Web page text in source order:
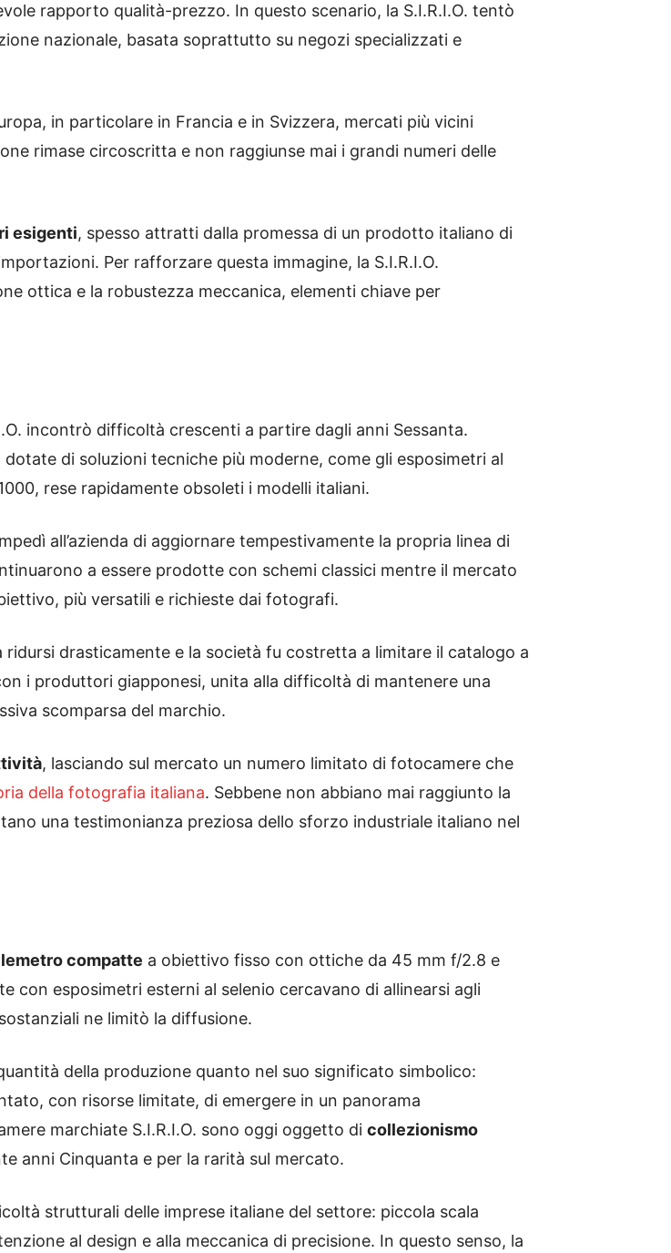
rapporto qualità-prezzo. In questo scenario, la S.I.R.I.O. tentò
nazionale, basata soprattutto su negozi specializzati e
in particolare in Francia e in Svizzera, mercati più vicini
rimase circoscritta e non raggiunse mai i grandi numeri delle
esigenti, spesso attratti dalla promessa di un prodotto italiano di
Per rafforzare questa immagine, la S.I.R.I.O.
ottica e la robustezza meccanica, elementi chiave per
incontrò difficoltà crescenti a partire dagli anni Sessanta.
dotate di soluzioni tecniche più moderne, come gli esposimetri al
rese rapidamente obsoleti i modelli italiani.
all’azienda di aggiornare tempestivamente la propria linea di
a essere prodotte con schemi classici mentre il mercato
più versatili e richieste dai fotografi.
drasticamente e la società fu costretta a limitare il catalogo a
i produttori giapponesi, unita alla difficoltà di mantenere una
scomparsa del marchio.
, lasciando sul mercato un numero limitato di fotocamere che
della fotografia italiana. Sebbene non abbiano mai raggiunto la
una testimonianza preziosa dello sforzo industriale italiano nel
compatte a obiettivo fisso con ottiche da 45 mm f/2.8 e
con esposimetri esterni al selenio cercavano di allinearsi agli
ne limitò la diffusione.
della produzione quanto nel suo significato simbolico:
con risorse limitate, di emergere in un panorama
marchiate S.I.R.I.O. sono oggi oggetto di collezionismo
anni Cinquanta e per la rarità sul mercato.
strutturali delle imprese italiane del settore: piccola scala
al design e alla meccanica di precisione. In questo senso, la